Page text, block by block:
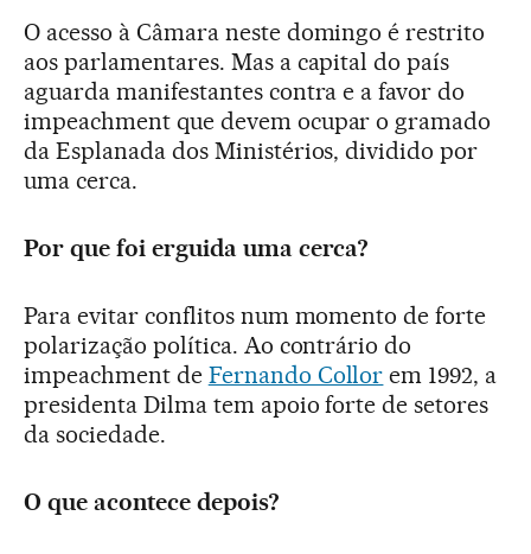
O acesso à Câmara neste domingo é restrito
aos parlamentares. Mas a capital do país
aguarda manifestantes contra e a favor do
impeachment que devem ocupar o gramado
da Esplanada dos Ministérios, dividido por
uma cerca.
Por que foi erguida uma cerca?
Para evitar conflitos num momento de forte
polarização política. Ao contrário do
impeachment de Fernando Collor em 1992, a
presidenta Dilma tem apoio forte de setores
da sociedade.
O que acontece depois?